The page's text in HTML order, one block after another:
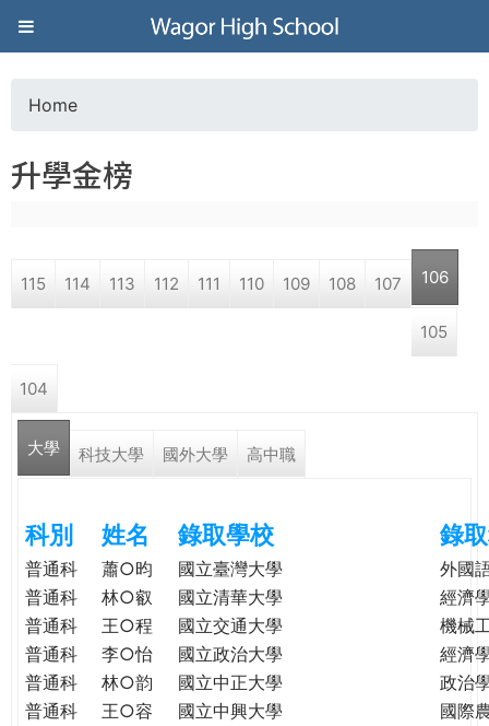
Jump to navigation
葳
格
高
學
際．
格。
o
a
e
h
r
e
Home
升學金榜
115 114 113 112 111 110 109 108 107 106
105
104
大學 科技大學 國外大學 高中職
科別 姓名 錄取學校 錄
普通科 蕭○昀 國立臺灣大學
外國
普通科
林○叡 國立清華大學
經濟
普通科
王○程 國立交通大學
機械
普通科
李○怡 國立政治大學
經濟
普通科
林○韵 國立中正大學
政治
普通科
王○容 國立中興大學
國際